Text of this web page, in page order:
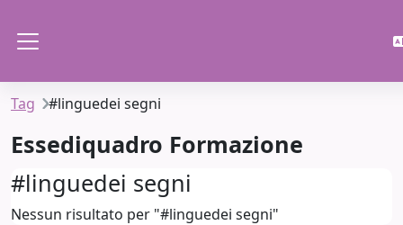
Tag #linguedei segni
Essediquadro Formazione
#linguedei segni
Nessun risultato per "#linguedei segni"